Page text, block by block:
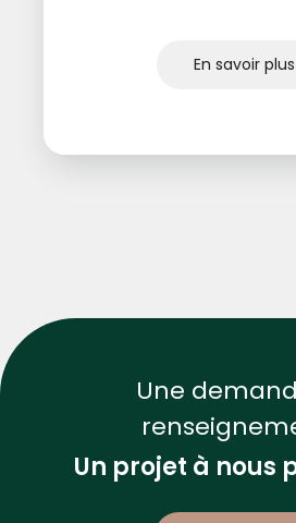
En savoir plus
Une
Un projet à nous